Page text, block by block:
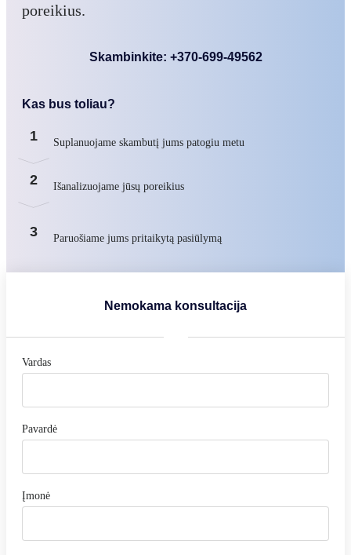
poreikius.
Skambinkite: +370-699-49562
Kas bus toliau?
1 Suplanuojame skambutį jums patogiu metu
2 Išanalizuojame jūsų poreikius
3 Paruošiame jums pritaikytą pasiūlymą
Nemokama konsultacija
Vardas
Pavardė
Įmonė